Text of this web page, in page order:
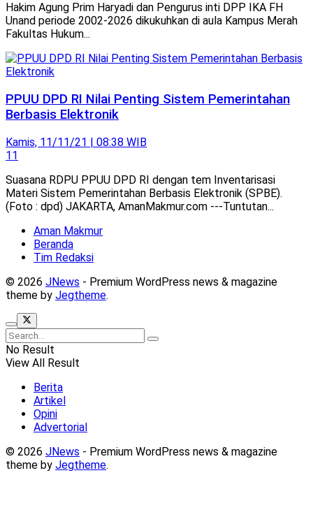
Hakim Agung Prim Haryadi dan Pengurus inti DPP IKA FH
Unand periode 2002-2026 dikukuhkan di aula Kampus Merah
Fakultas Hukum...
PPUU DPD RI Nilai Penting Sistem Pemerintahan
Berbasis Elektronik
Kamis, 11/11/21 | 08:38 WIB
11
Suasana RDPU PPUU DPD RI dengan tem Inventarisasi
Materi Sistem Pemerintahan Berbasis Elektronik (SPBE).
(Foto : dpd) JAKARTA, AmanMakmur.com ---Tuntutan...
Aman Makmur
Beranda
Tim Redaksi
© 2026 JNews - Premium WordPress news & magazine
theme by Jegtheme.
No Result
View All Result
Berita
Artikel
Opini
Advertorial
© 2026 JNews - Premium WordPress news & magazine
theme by Jegtheme.